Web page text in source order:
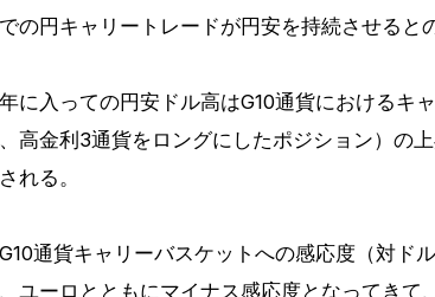
の円キャリートレードが円安を持続させると
に入っての円安ドル高はG10通貨におけるキ
高金利3通貨をロングにしたポジション）の
れる。
通貨キャリーバスケットへの感応度（対ド
ユーロとともにマイナス感応度となってきて